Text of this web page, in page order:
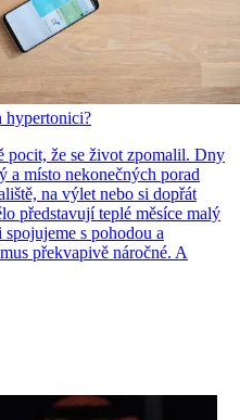
hypertonici?
pocit, že se život zpomalil. Dny
a místo nekonečných porad
na výlet nebo si dopřát
představují teplé měsíce malý
spojujeme s pohodou a
překvapivě náročné. A